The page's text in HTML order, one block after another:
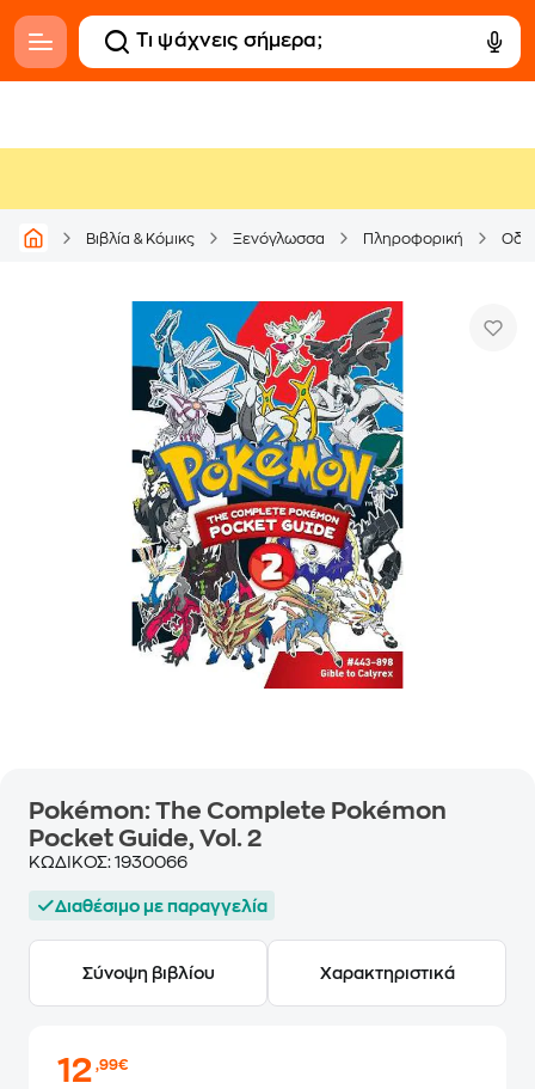
Βιβλία & Κόμικς Ξενόγλωσσα Πληροφορική
Pokémon: The Complete Pokémon
Pocket Guide, Vol. 2
ΚΩΔΙΚΟΣ: 1930066
Διαθέσιμο με παραγγελία
Σύνοψη βιβλίου Χαρακτηριστικά
12,99€